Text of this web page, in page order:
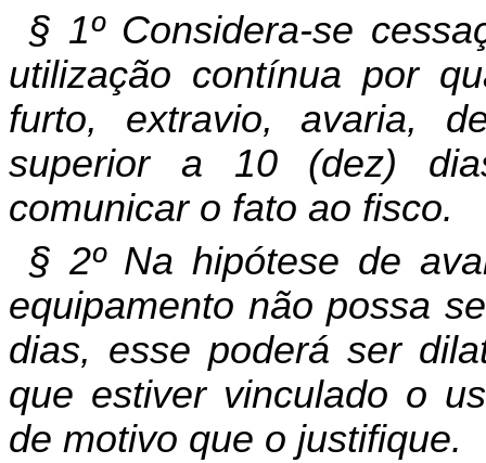
§ 1º Considera-se
utilização contínua por
furto, extravio, avaria,
superior a 10 (dez)
comunicar o fato ao fisco.
§ 2º Na hipótese de
equipamento não possa
dias, esse poderá ser
que estiver vinculado o
de motivo que o justifique.